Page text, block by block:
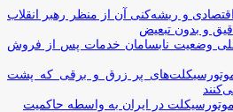
اقتصادی و ریشه‌کنی آن از منظر رهبر انقلاب
و بدون تبعیض
وضعیت نابسامان خدمات پس از فروش
موتورسیکلت‌های پر زرق‌ و برقی که پشت
موتورسیکلت در ایران به واسطه حاکمیت